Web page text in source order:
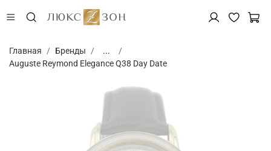
Главная Бренды
...
Auguste Reymond Elegance Q38 Day Date